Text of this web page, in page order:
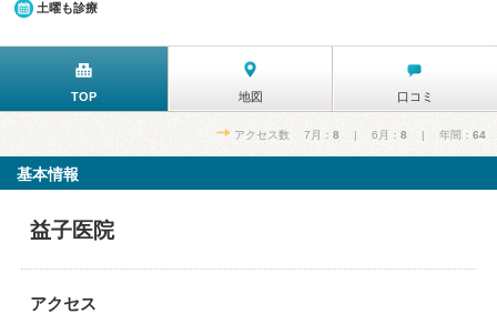
土曜も診療
TOP 地図 口コミ
アクセス数 7月： 8 | 6月： 8 | 年間： 64
基本情報
益子医院
アクセス